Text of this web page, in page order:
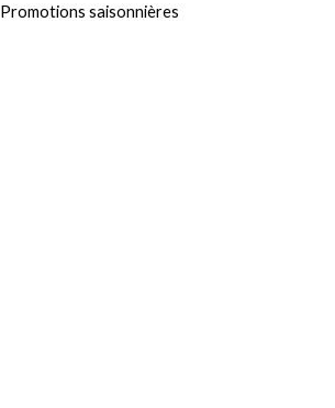
Promotions saisonnières